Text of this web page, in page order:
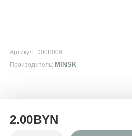
Артикул: D00B009
Произодитель: MINSK
2.00BYN